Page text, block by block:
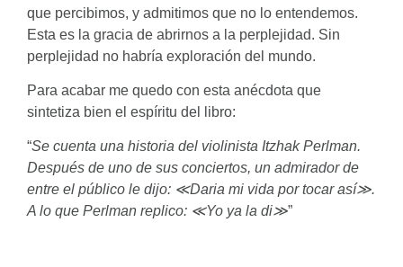
que percibimos, y admitimos que no lo entendemos.
Esta es la gracia de abrirnos a la perplejidad. Sin
perplejidad no habría exploración del mundo.
Para acabar me quedo con esta anécdota que
sintetiza bien el espíritu del libro:
“Se cuenta una historia del violinista Itzhak Perlman.
Después de uno de sus conciertos, un admirador de
entre el público le dijo: ≪Daria mi vida por tocar así≫.
A lo que Perlman replico: ≪Yo ya la di≫”